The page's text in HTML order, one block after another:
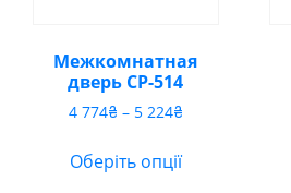
Межкомнатная
дверь CP-514
4 774₴ – 5 224₴Діапазон
від
Оберіть опції